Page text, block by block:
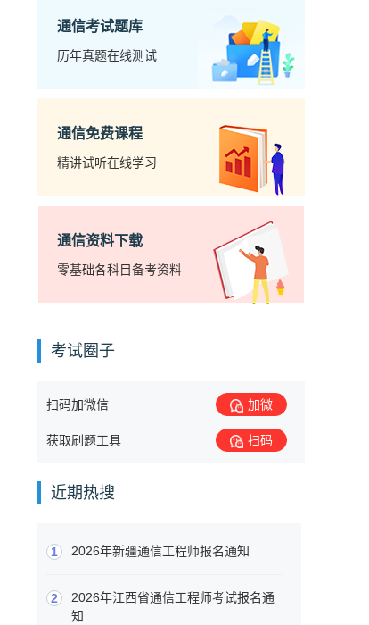
通信考试题库
历年真题在线测试
通信免费课程
精讲试听在线学习
通信资料下载
零基础各科目备考资料
考试圈子
扫码加微信 加微
获取刷题工具 扫码
近期热搜
1 2026年新疆通信工程师报名通知
2
2026年江西省通信工程师考试报名通
知